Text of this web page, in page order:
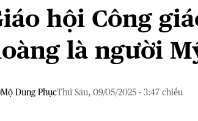
hội Công
là người
Mộ Dung PhụcThứ Sáu, 09/05/2025 - 3:47 chiều